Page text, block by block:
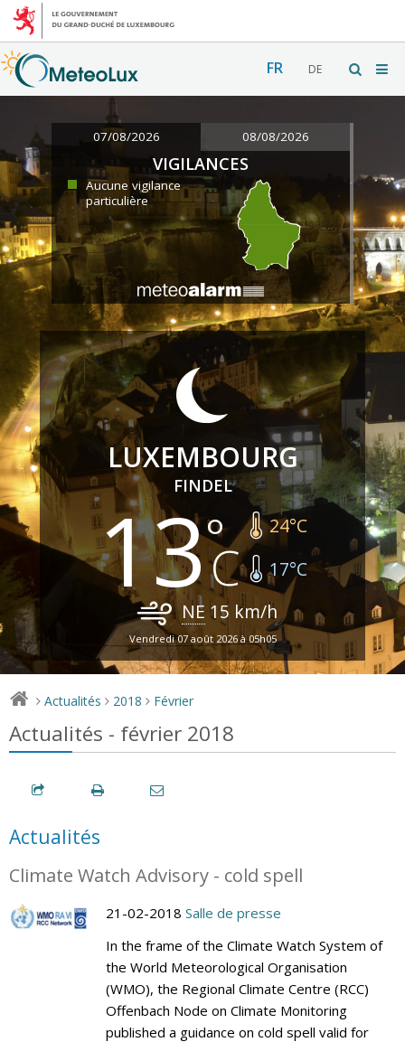
FR DE
07/08/2026 08/08/2026
VIGILANCES
Aucune vigilance
particulière
LUXEMBOURG
FINDEL
13 24°C
17°C
NE 15 km/h
Vendredi 07 août 2026 à 05h05
> Actualités > 2018 > Février
Actualités - février 2018
Actualités
Climate Watch Advisory - cold spell
21-02-2018 Salle de presse
In the frame of the Climate Watch System of
the World Meteorological Organisation
(WMO), the Regional Climate Centre (RCC)
Offenbach Node on Climate Monitoring
published a guidance on cold spell valid for